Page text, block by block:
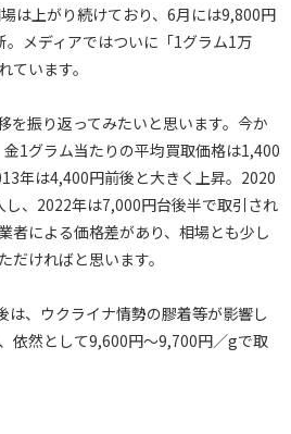
は上がり続けており、6月には9,800円
メディアではついに「1グラム1万
ています。
を振り返ってみたいと思います。今か
1グラム当たりの平均買取価格は1,400
年は4,400円前後と大きく上昇。2020
、2022年は7,000円台後半で取引され
者による価格差があり、相場とも少し
ければと思います。
、ウクライナ情勢の膠着等が影響し
依然として9,600円～9,700円／gで取